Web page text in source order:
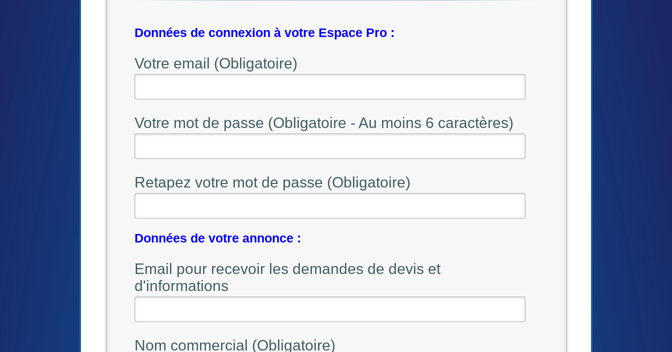
Données de connexion à votre Espace Pro :
Votre email (Obligatoire)
Votre mot de passe (Obligatoire - Au moins 6 caractères)
Retapez votre mot de passe (Obligatoire)
Données de votre annonce :
Email pour recevoir les demandes de devis et
d'informations
Nom commercial (Obligatoire)